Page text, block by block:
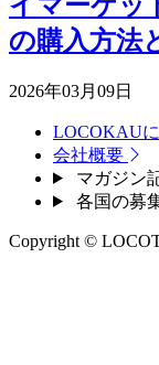
の購入方法
2026年03月09日
LOCOKAU
会社概要
マガジン
各国の募
Copyright ©